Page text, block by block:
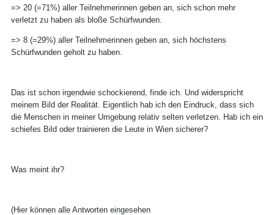
=> 20 (=71%) aller Teilnehmerinnen geben an, sich schon mehr
verletzt zu haben als bloße Schürfwunden.
=> 8 (=29%) aller Teilnehmerinnen geben an, sich höchstens
Schürfwunden geholt zu haben.
Das ist schon irgendwie schockierend, finde ich. Und widerspricht
meinem Bild der Realität. Eigentlich hab ich den Eindruck, dass sich
die Menschen in meiner Umgebung relativ selten verletzen. Hab ich ein
schiefes Bild oder trainieren die Leute in Wien sicherer?
Was meint ihr?
(Hier können alle Antworten eingesehen